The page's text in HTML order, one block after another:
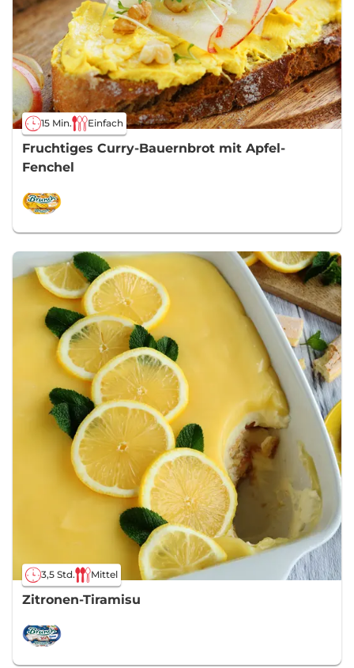
15 Min. Einfach
Fruchtiges Curry-Bauernbrot mit Apfel-
Fenchel
3,5 Std. Mittel
Zitronen-Tiramisu